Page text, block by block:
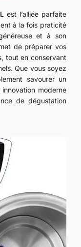
est l’alliée parfaite
à la fois praticité
et à son
de préparer vos
tout en conservant
Que vous soyez
savourer un
moderne
de dégustation